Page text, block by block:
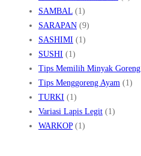
SAMBAL (1)
SARAPAN (9)
SASHIMI (1)
SUSHI (1)
Tips Memilih Minyak Goreng
Tips Menggoreng Ayam (1)
TURKI (1)
Variasi Lapis Legit (1)
WARKOP(1)